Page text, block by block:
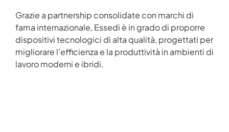
Grazie a partnership consolidate con marchi di
fama internazionale, Essedi è in grado di proporre
dispositivi tecnologici di alta qualità, progettati per
migliorare l’efficienza e la produttività in ambienti di
lavoro moderni e ibridi.